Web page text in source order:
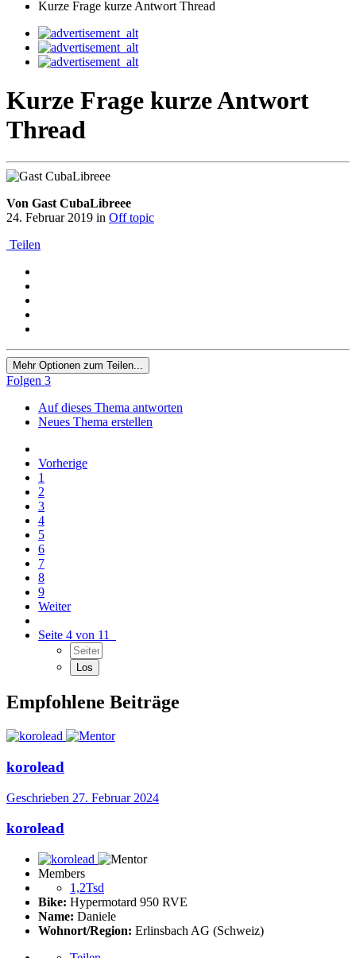
Kurze Frage kurze Antwort Thread
Kurze Frage kurze Antwort
Thread
Von Gast CubaLibreee
24. Februar 2019 in Off topic
Teilen
Mehr Optionen zum Teilen...
Folgen 3
Auf dieses Thema antworten
Neues Thema erstellen
Vorherige
1
2
3
4
5
6
7
8
9
Weiter
Seite 4 von 11
Empfohlene Beiträge
korolead
Geschrieben 27. Februar 2024
korolead
Members
1,2Tsd
Bike: Hypermotard 950 RVE
Name: Daniele
Wohnort/Region: Erlinsbach AG (Schweiz)